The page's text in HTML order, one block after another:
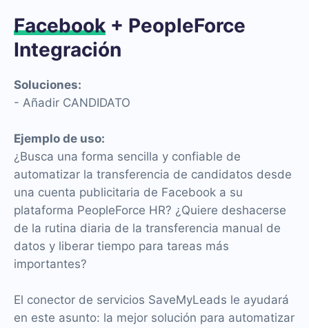
Facebook + PeopleForce
Integración
Soluciones:
- Añadir CANDIDATO
Ejemplo de uso:
¿Busca una forma sencilla y confiable de
automatizar la transferencia de candidatos desde
una cuenta publicitaria de Facebook a su
plataforma PeopleForce HR? ¿Quiere deshacerse
de la rutina diaria de la transferencia manual de
datos y liberar tiempo para tareas más
importantes?
El conector de servicios SaveMyLeads le ayudará
en este asunto: la mejor solución para automatizar